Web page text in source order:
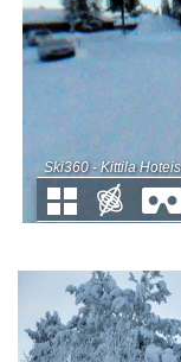
Ski360 - Kittila